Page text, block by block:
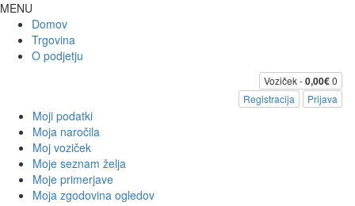
MENU
Domov
Trgovina
O podjetju
Voziček -0,00€0
Registracija
Prijava
Moji podatki
Moja naročila
Moj voziček
Moje seznam želja
Moje primerjave
Moja zgodovina ogledov